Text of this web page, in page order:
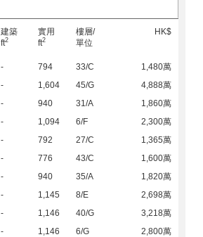
建築
ft2
實用
ft2
樓層/
單位
HK$
- 794 33/C
1,480萬
- 1,604 45/G
4,888萬
- 940 31/A
1,860萬
- 1,094 6/F
2,300萬
- 792 27/C
1,365萬
- 776 43/C
1,600萬
- 940 35/A
1,820萬
- 1,145 8/E
2,698萬
- 1,146 40/G
3,218萬
- 1,146 6/G
2,800萬